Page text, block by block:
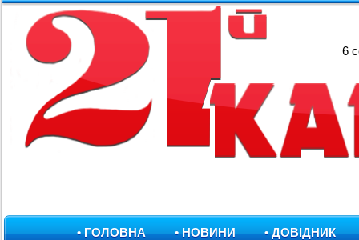
6
• ГОЛОВНА • НОВИНИ • ДОВІДНИК